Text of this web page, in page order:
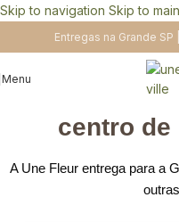
Skip to navigation Skip to
Entregas na Grande
Menu
centro de
A Une Fleur entrega para a